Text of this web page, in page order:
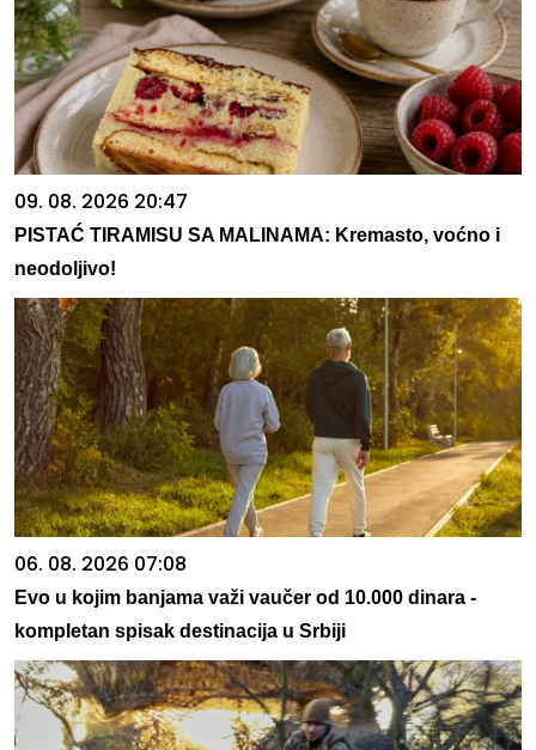
09. 08. 2026 20:47
PISTAĆ TIRAMISU SA MALINAMA: Kremasto, voćno i
neodoljivo!
06. 08. 2026 07:08
Evo u kojim banjama važi vaučer od 10.000 dinara -
kompletan spisak destinacija u Srbiji